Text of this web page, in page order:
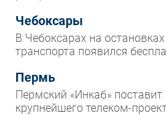
Чебоксары
В Чебоксарах на
транспорта появился
Пермь
Пермский «Инкаб»
крупнейшего телеком-